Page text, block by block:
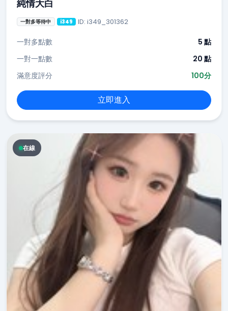
純情大白
一對多等待中 i349 ID: i349_301362
一對多點數
5 點
一對一點數
20 點
滿意度評分
100分
立即進入
在線